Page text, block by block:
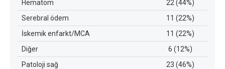
Hematom
22 (44%)
Serebral ödem
11 (22%)
İskemik enfarkt/MCA
11 (22%)
Diğer
6 (12%)
Patoloji sağ
23 (46%)